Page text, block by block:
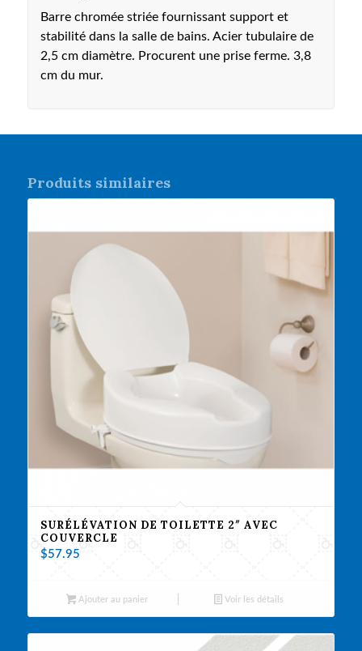
Barre chromée striée fournissant support et
stabilité dans la salle de bains. Acier tubulaire de
2,5 cm diamètre. Procurent une prise ferme. 3,8
cm du mur.
Produits similaires
SURÉLÉVATION DE TOILETTE 2″ AVEC
COUVERCLE
$57.95
Ajouter au panier Voir les détails